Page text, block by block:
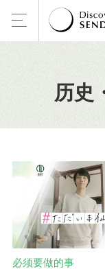
历史
必须要做的事